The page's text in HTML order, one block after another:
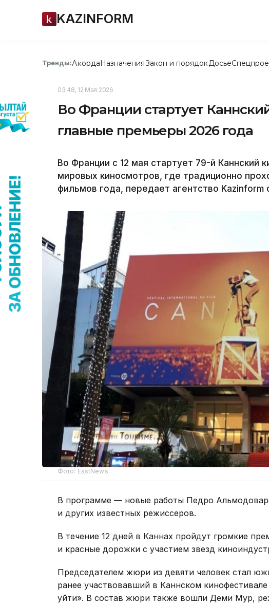
KAZINFORM
Тренды:АкордаНазначенияЗакон и порядок Досье
03:48, 12 Мая 2026
Во Франции стартует
главные премьеры 2026 года
Во Франции с 12 мая стартует 79-й Каннский
мировых киносмотров, где традиционно
фильмов года, передает агентство Kazinform
Фото: EastNews
В программе — новые работы Педро
и других известных режиссеров.
В течение 12 дней в Каннах пройдут громкие
и красные дорожки с участием звезд
Председателем жюри из девяти человек стал
ранее участвовавший в Каннском
уйти». В состав жюри также вошли Деми Мур,